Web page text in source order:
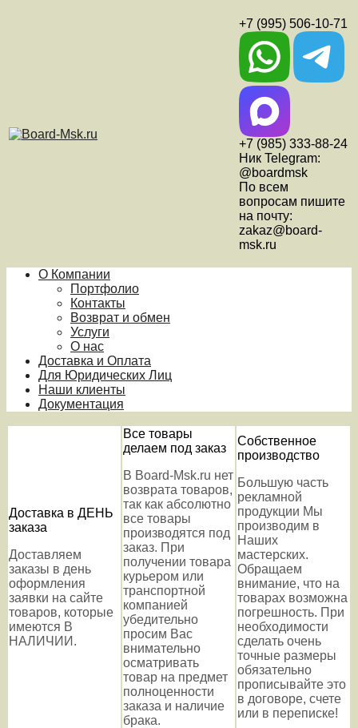
+7 (995) 506-10-71
+7 (985) 333-88-24
Ник Telegram:
@boardmsk
По всем
вопросам пишите
на почту:
zakaz@board-
msk.ru
О Компании
Портфолио
Контакты
Возврат и обмен
Услуги
О нас
Доставка и Оплата
Для Юридических Лиц
Наши клиенты
Документация
Доставка в ДЕНЬ
заказа
Доставляем
заказы в день
оформления
заявки на сайте
товаров, которые
имеются В
НАЛИЧИИ.
Все товары
делаем под заказ
В Board-Msk.ru нет
возврата товаров,
так как абсолютно
все товары
производятся под
заказ. При
получении товара
курьером или
транспортной
компанией
убедительно
просим Вас
внимательно
осматривать
товар на предмет
полноценности
заказа и наличие
брака.
Собственное
производство
Большую часть
рекламной
продукции Мы
производим в
Наших
мастерских.
Обращаем
внимание, что на
товарах возможна
погрешность. При
необходимости
сделать очень
точные размеры
обязательно
прописывайте это
в договоре, счете
или в переписке!